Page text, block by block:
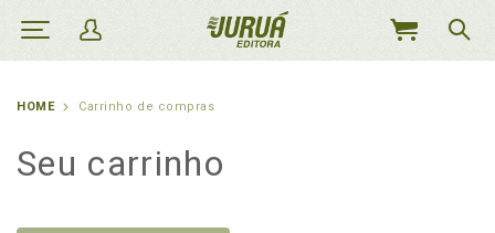
MEU
HOME Carrinho de compras
Seu carrinho